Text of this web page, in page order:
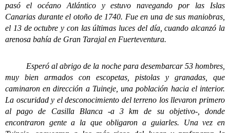
pasó el océano Atlántico y estuvo navegando por las Islas
Canarias durante el otoño de 1740. Fue en una de sus maniobras,
el 13 de octubre y con las últimas luces del día, cuando alcanzó la
arenosa bahía de Gran Tarajal en Fuerteventura.
Esperó al abrigo de la noche para desembarcar 53 hombres,
muy bien armados con escopetas, pistolas y granadas, que
caminaron en dirección a Tuineje, una población hacia el interior.
La oscuridad y el desconocimiento del terreno los llevaron primero
al pago de Casilla Blanca -a 3 km de su objetivo-, donde
encontraron gente a la que obligaron a guiarles. Una vez en